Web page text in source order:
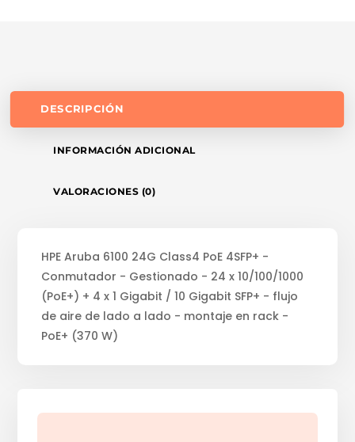
DESCRIPCIÓN
INFORMACIÓN ADICIONAL
VALORACIONES (0)
HPE Aruba 6100 24G Class4 PoE 4SFP+ -
Conmutador - Gestionado - 24 x 10/100/1000
(PoE+) + 4 x 1 Gigabit / 10 Gigabit SFP+ - flujo
de aire de lado a lado - montaje en rack -
PoE+ (370 W)